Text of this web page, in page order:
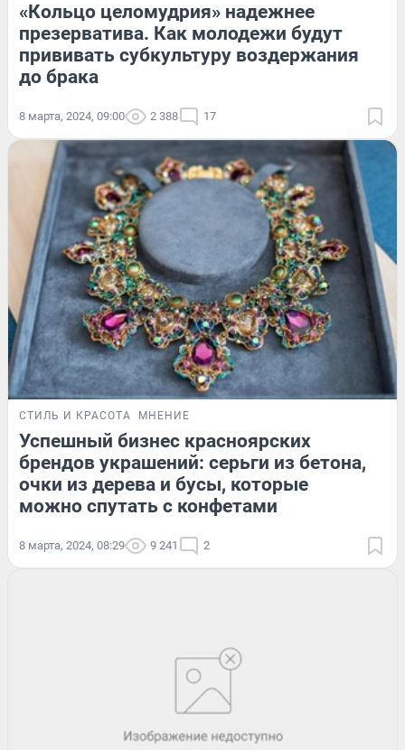
«Кольцо целомудрия» надежнее
презерватива. Как молодежи будут
прививать субкультуру воздержания
до брака
8 марта, 2024, 09:00 2 388 17
СТИЛЬ И КРАСОТА МНЕНИЕ
Успешный бизнес красноярских
брендов украшений: серьги из бетона,
очки из дерева и бусы, которые
можно спутать с конфетами
8 марта, 2024, 08:29 9 241 2